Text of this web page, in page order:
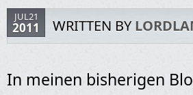
JUL21
2011 WRITTEN BY
In meinen bisherigen